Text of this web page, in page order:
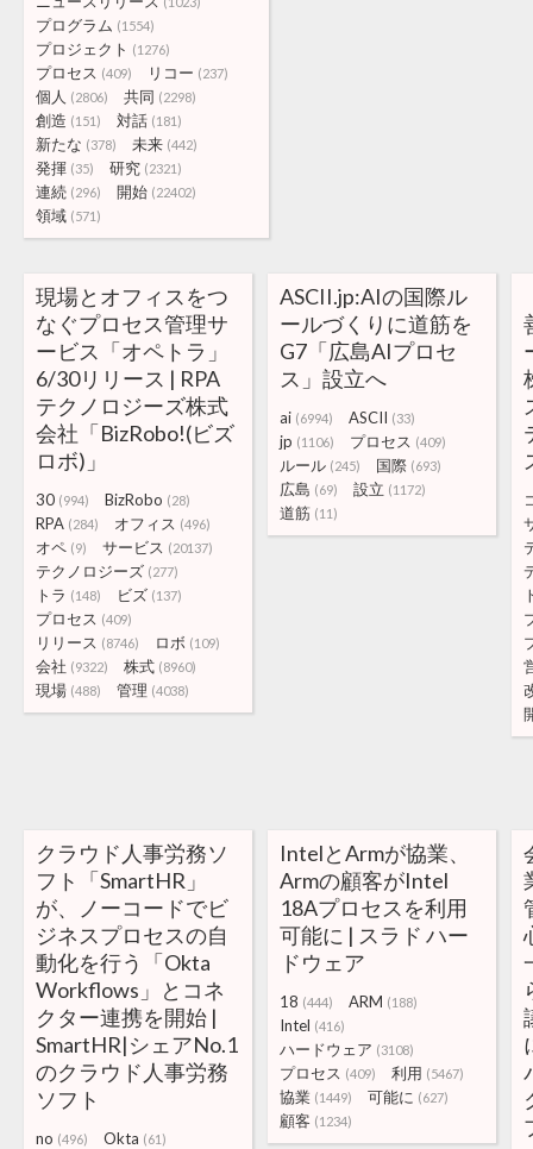
プログラム (1554)
プロジェクト (1276)
プロセス (409) リコー (237)
個人 (2806) 共同 (2298)
創造 (151) 対話 (181)
新たな (378) 未来 (442)
発揮 (35) 研究 (2321)
連続 (296) 開始 (22402)
領域 (571)
現場とオフィスをつ
なぐプロセス管理サ
ービス「オペトラ」
6/30リリース | RPA
テクノロジーズ株式
会社「BizRobo!(ビズ
ロボ)」
30 (994) BizRobo (28)
RPA (284) オフィス (496)
オペ (9) サービス (20137)
テクノロジーズ (277)
トラ (148) ビズ (137)
プロセス (409)
リリース (8746) ロボ (109)
会社 (9322) 株式 (8960)
現場 (488) 管理 (4038)
ASCII.jp:AIの国際ル
ールづくりに道筋を
G7「広島AIプロセ
ス」設立へ
ai (6994) ASCII (33)
jp (1106) プロセス (409)
ルール (245) 国際 (693)
広島 (69) 設立 (1172)
道筋 (11)
クラウド人事労務ソ
フト「SmartHR」
が、ノーコードでビ
ジネスプロセスの自
動化を行う「Okta
Workflows」とコネ
クター連携を開始 |
SmartHR|シェアNo.1
のクラウド人事労務
ソフト
no (496) Okta (61)
IntelとArmが協業、
Armの顧客がIntel
18Aプロセスを利用
可能に | スラド ハー
ドウェア
18 (444) ARM (188)
Intel (416)
ハードウェア (3108)
プロセス (409) 利用 (5467)
協業 (1449) 可能に (627)
顧客 (1234)